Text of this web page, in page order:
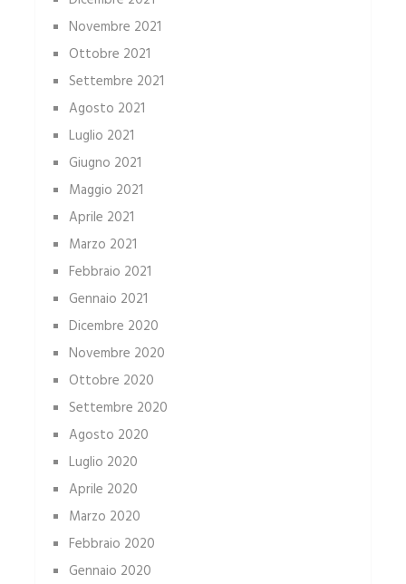
Novembre 2021
Ottobre 2021
Settembre 2021
Agosto 2021
Luglio 2021
Giugno 2021
Maggio 2021
Aprile 2021
Marzo 2021
Febbraio 2021
Gennaio 2021
Dicembre 2020
Novembre 2020
Ottobre 2020
Settembre 2020
Agosto 2020
Luglio 2020
Aprile 2020
Marzo 2020
Febbraio 2020
Gennaio 2020